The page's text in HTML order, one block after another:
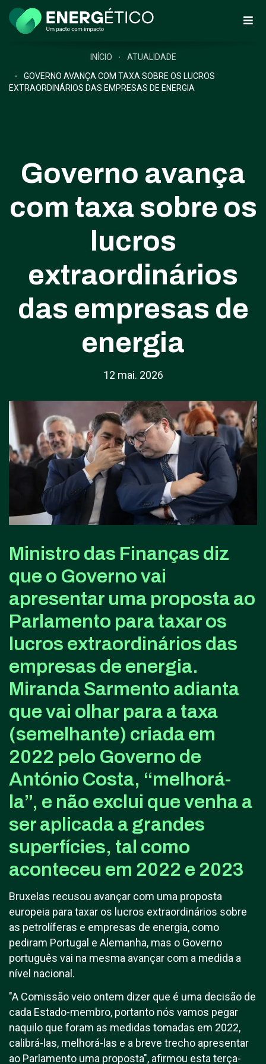
INÍCIO
ATUALIDADE
GOVERNO AVANÇA COM TAXA SOBRE OS LUCROS
EXTRAORDINÁRIOS DAS EMPRESAS DE ENERGIA
Governo avança
com taxa sobre os
lucros
extraordinários
das empresas de
energia
12 mai. 2026
Ministro das Finanças diz
que o Governo vai
apresentar uma proposta ao
Parlamento para taxar os
lucros extraordinários das
empresas de energia.
Miranda Sarmento adianta
que vai olhar para a taxa
(semelhante) criada em
2022 pelo Governo de
António Costa, “melhorá-
la”, e não exclui que venha a
ser aplicada a grandes
superfícies, tal como
aconteceu em 2022 e 2023
Bruxelas recusou avançar com uma proposta
europeia para taxar os lucros extraordinários sobre
as petrolíferas e empresas de energia, como
pediram Portugal e Alemanha, mas o Governo
português vai na mesma avançar com a medida a
nível nacional.
"A Comissão veio ontem dizer que é uma decisão de
cada Estado-membro, portanto nós vamos pegar
naquilo que foram as medidas tomadas em 2022,
calibrá-las, melhorá-las e a breve trecho apresentar
ao Parlamento uma proposta", afirmou esta terça-